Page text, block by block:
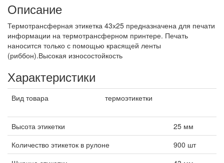
Описание
Термотрансферная этикетка 43х25 предназначена для печати
информации на термотрансферном принтере. Печать
наносится только с помощью красящей ленты
(риббон).Высокая износостойкость
Характеристики
Вид товара термоэтикетки
Высота этикетки
25 мм
Количество этикеток в рулоне
900 шт